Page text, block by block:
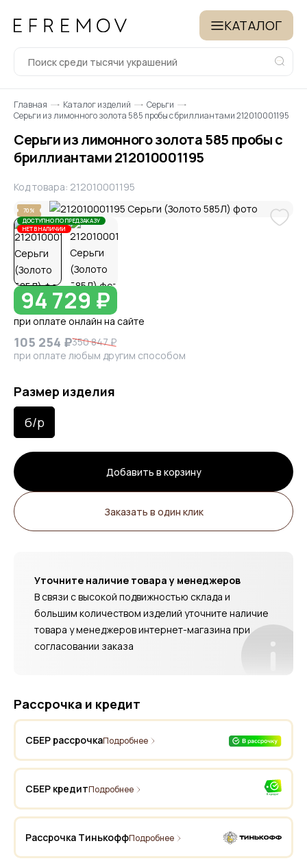
КАТАЛОГ
Главная Каталог изделий
Серьги
Серьги из лимонного золота 585 пробы с бриллиантами 212010001195
Серьги из лимонного золота 585 пробы с
бриллиантами 212010001195
Код товара: 212010001195
70%
ДОСТУПНО ПО ПРЕДЗАКАЗУ
НЕТ В НАЛИЧИИ
94 729 ₽
при оплате онлайн на сайте
105 254 ₽350 847 ₽
при оплате любым другим способом
Размер изделия
б/р
Добавить в корзину
Заказать в один клик
Уточните наличие товара у менеджеров
В связи с высокой подвижностью склада и
большим количеством изделий уточните наличие
товара у менеджеров интернет-магазина при
согласовании заказа
Рассрочка и кредит
СБЕР рассрочкаПодробнее
СБЕР кредитПодробнее
Рассрочка ТинькоффПодробнее